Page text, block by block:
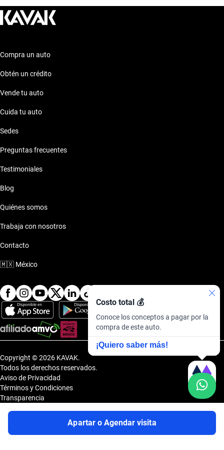
Apartar o Agendar visita
¡Descubre más sobre estos modelos en nuestra sección de
autos similares!
Costo total 💰
Conoce los conceptos a pagar por la
compra de este auto.
¡Quiero saber más!
Compra un auto
Obtén un crédito
Vende tu auto
Cuida tu auto
Sedes
Preguntas frecuentes
Testimoniales
Blog
Quiénes somos
Trabaja con nosotros
Contacto
🇲🇽 México
Copyright © 2026 KAVAK.
Todos los derechos reservados.
Aviso de Privacidad
Términos y Condiciones
Transparencia
Uvi Tech, S.A.P.I. de C.V., Carretera Amomolulco - Capulhuac, No. 1 Col.